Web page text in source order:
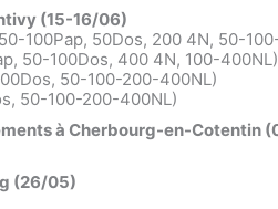
(15-16/06)
100Pap, 50Dos, 200 4N, 50-
50-100Dos, 400 4N, 100-400NL)
50-100-200-400NL)
50-100-200-400NL)
à Cherbourg-en-Cotentin
(26/05)